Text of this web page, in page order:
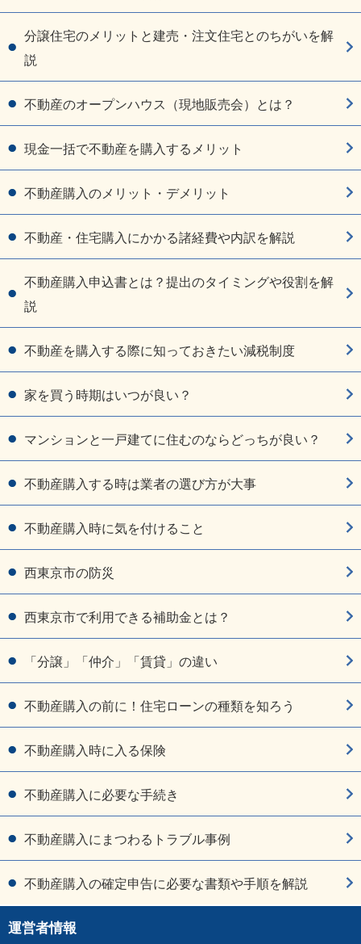
分譲住宅のメリットと建売・注文住宅とのちがいを解
説
不動産のオープンハウス（現地販売会）とは？
現金一括で不動産を購入するメリット
不動産購入のメリット・デメリット
不動産・住宅購入にかかる諸経費や内訳を解説
不動産購入申込書とは？提出のタイミングや役割を解
説
不動産を購入する際に知っておきたい減税制度
家を買う時期はいつが良い？
マンションと一戸建てに住むのならどっちが良い？
不動産購入する時は業者の選び方が大事
不動産購入時に気を付けること
西東京市の防災
西東京市で利用できる補助金とは？
「分譲」「仲介」「賃貸」の違い
不動産購入の前に！住宅ローンの種類を知ろう
不動産購入時に入る保険
不動産購入に必要な手続き
不動産購入にまつわるトラブル事例
不動産購入の確定申告に必要な書類や手順を解説
運営者情報